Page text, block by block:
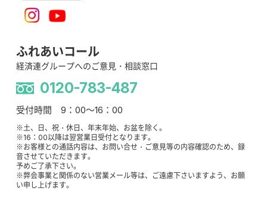
ふれあいコール
経済連グループへのご意見・相談窓口
0120-783-487
受付時間 9：00～16：00
※土、日、祝・休日、年末年始、お盆を除く。
※16：00以降は翌営業日受付となります。
※お客様との通話内容は、お問い合せ・ご意見等の内容確認のため、録
音させていただきます。
予めご了承下さい。
※弊会事業と関係のない営業メール等は、ご遠慮下さいますよう、お願
い申し上げます。